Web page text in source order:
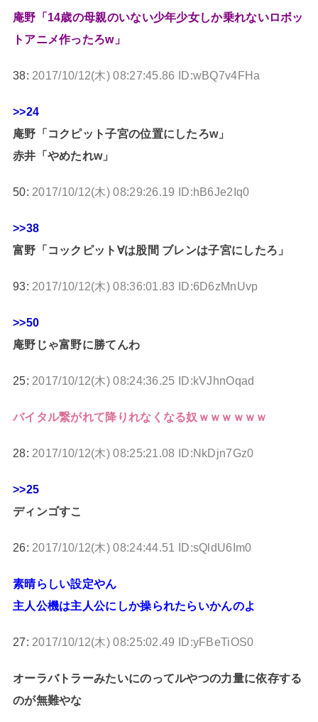
庵野「14歳の母親のいない少年少女しか乗れないロボッ
トアニメ作ったろw」
38: 2017/10/12(木) 08:27:45.86 ID:wBQ7v4FHa
>>24
庵野「コクピット子宮の位置にしたろw」
赤井「やめたれw」
50: 2017/10/12(木) 08:29:26.19 ID:hB6Je2Iq0
>>38
富野「コックピット∀は股間 ブレンは子宮にしたろ」
93: 2017/10/12(木) 08:36:01.83 ID:6D6zMnUvp
>>50
庵野じゃ富野に勝てんわ
25: 2017/10/12(木) 08:24:36.25 ID:kVJhnOqad
バイタル繋がれて降りれなくなる奴ｗｗｗｗｗｗ
28: 2017/10/12(木) 08:25:21.08 ID:NkDjn7Gz0
>>25
ディンゴすこ
26: 2017/10/12(木) 08:24:44.51 ID:sQldU6Im0
素晴らしい設定やん
主人公機は主人公にしか操られたらいかんのよ
27: 2017/10/12(木) 08:25:02.49 ID:yFBeTiOS0
オーラバトラーみたいにのってルやつの力量に依存する
のが無難やな